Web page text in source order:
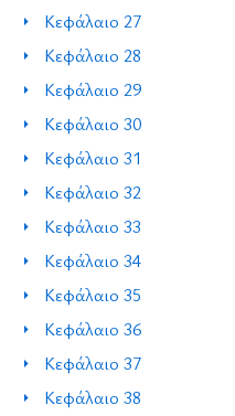
Κεφάλαιο 27
Κεφάλαιο 28
Κεφάλαιο 29
Κεφάλαιο 30
Κεφάλαιο 31
Κεφάλαιο 32
Κεφάλαιο 33
Κεφάλαιο 34
Κεφάλαιο 35
Κεφάλαιο 36
Κεφάλαιο 37
Κεφάλαιο 38